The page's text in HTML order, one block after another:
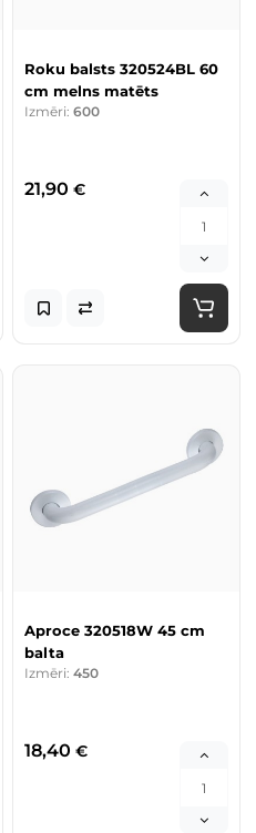
Roku balsts 320524BL 60
cm melns matēts
Izmēri: 600
21,90 €
Aproce 320518W 45 cm
balta
Izmēri: 450
18,40 €